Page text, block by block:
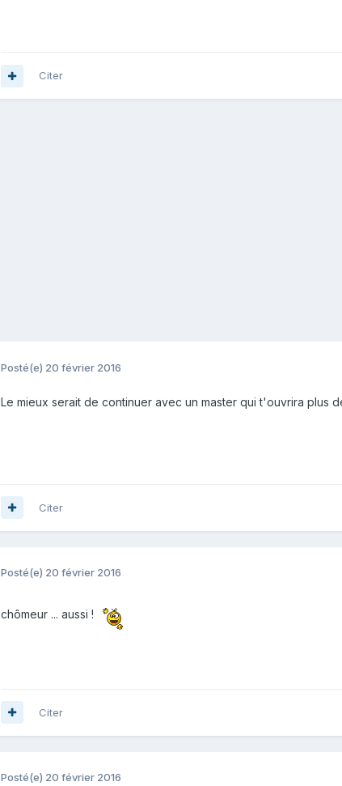
Citer
Posté(e) 20 février 2016
Le mieux serait de continuer avec un master qui t'ouvrira plus
Citer
Posté(e) 20 février 2016
chômeur ... aussi !
Citer
Posté(e) 20 février 2016